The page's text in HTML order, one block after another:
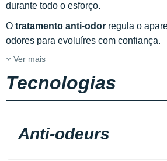
durante todo o esforço.
O tratamento anti-odor regula o
odores para evoluíres com confiança.
Ver mais
Tecnologias
Anti-odeurs